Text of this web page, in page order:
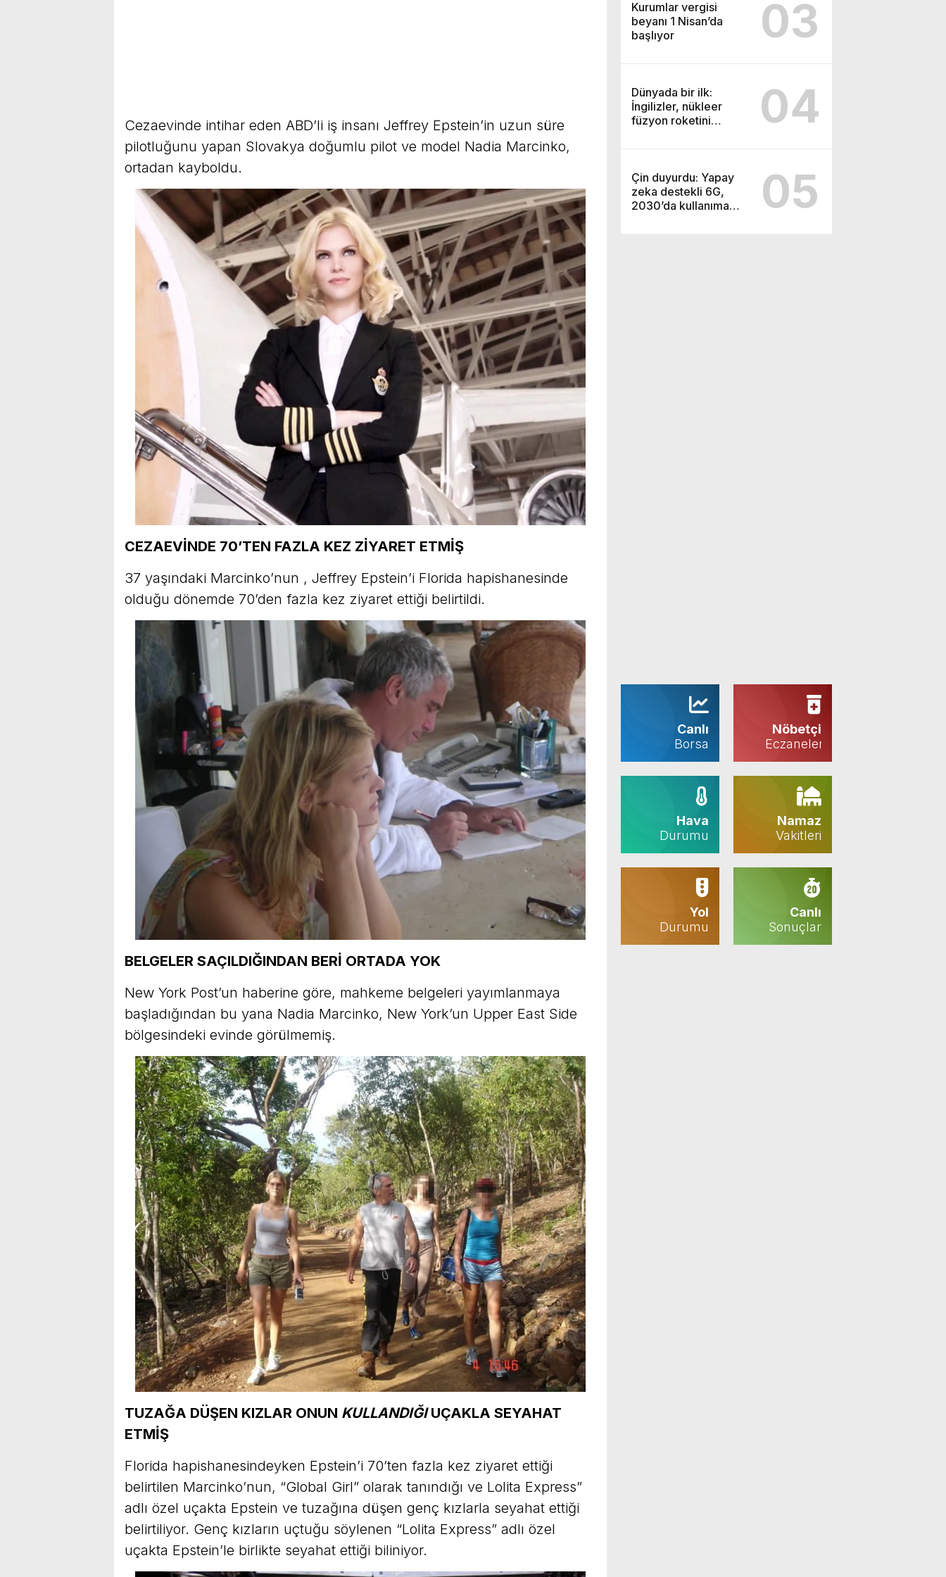
Kurumlar vergisi
beyanı 1 Nisan’da
başlıyor
03
Dünyada bir ilk:
İngilizler, nükleer
füzyon roketini
04
Çin duyurdu: Yapay
zeka destekli 6G,
2030’da kullanıma
05
Canlı
Borsa
Nöbetçi
Eczaneler
Hava
Durumu
Namaz
Vakitleri
Yol
Durumu
Canlı
Sonuçlar
Cezaevinde intihar eden ABD’li iş insanı Jeffrey Epstein’in uzun süre
pilotluğunu yapan Slovakya doğumlu pilot ve model Nadia Marcinko,
ortadan kayboldu.
CEZAEVİNDE 70’TEN FAZLA KEZ ZİYARET ETMİŞ
37 yaşındaki Marcinko’nun , Jeffrey Epstein’i Florida hapishanesinde
olduğu dönemde 70’den fazla kez ziyaret ettiği belirtildi.
BELGELER SAÇILDIĞINDAN BERİ ORTADA YOK
New York Post’un haberine göre, mahkeme belgeleri yayımlanmaya
başladığından bu yana Nadia Marcinko, New York’un Upper East Side
bölgesindeki evinde görülmemiş.
TUZAĞA DÜŞEN KIZLAR ONUN KULLANDIĞIUÇAKLA SEYAHAT
ETMİŞ
Florida hapishanesindeyken Epstein’i 70’ten fazla kez ziyaret ettiği
belirtilen Marcinko’nun, “Global Girl” olarak tanındığı ve Lolita Express”
adlı özel uçakta Epstein ve tuzağına düşen genç kızlarla seyahat ettiği
belirtiliyor. Genç kızların uçtuğu söylenen “Lolita Express” adlı özel
uçakta Epstein’le birlikte seyahat ettiği biliniyor.